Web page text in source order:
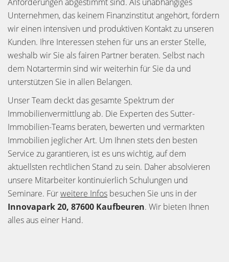
Unternehmen, das keinem Finanzinstitut angehört, fördern
wir einen intensiven und produktiven Kontakt zu unseren
Kunden. Ihre Interessen stehen für uns an erster Stelle,
weshalb wir Sie als fairen Partner beraten. Selbst nach
dem Notartermin sind wir weiterhin für Sie da und
unterstützen Sie in allen Belangen.
Unser Team deckt das gesamte Spektrum der
Immobilienvermittlung ab. Die Experten des Sutter-
Immobilien-Teams beraten, bewerten und vermarkten
Immobilien jeglicher Art. Um Ihnen stets den besten
Service zu garantieren, ist es uns wichtig, auf dem
aktuellsten rechtlichen Stand zu sein. Daher absolvieren
unsere Mitarbeiter kontinuierlich Schulungen und
Seminare. Fürweitere Infos besuchen Sie uns in der
Innovapark 20, 87600 Kaufbeuren. Wir bieten Ihnen
alles aus einer Hand.